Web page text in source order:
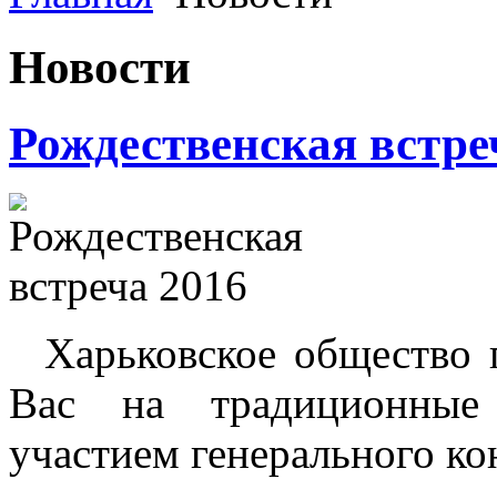
Новости
Рождественская
Харьковское общество
Вас на традиционные
участием генерального